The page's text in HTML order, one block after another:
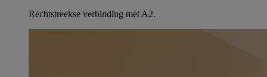
Rechtstreekse verbinding met A2.